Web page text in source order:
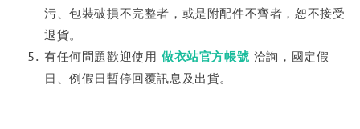
污、包裝破損不完整者，或是附配件不齊者，恕不接受
退貨。
有任何問題歡迎使用 做衣站官方帳號 洽詢，國定假
日、例假日暫停回覆訊息及出貨。